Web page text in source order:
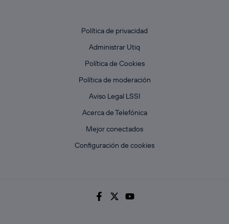
Política de privacidad
Administrar Utiq
Política de Cookies
Política de moderación
Aviso Legal LSSI
Acerca de Telefónica
Mejor conectados
Configuración de cookies